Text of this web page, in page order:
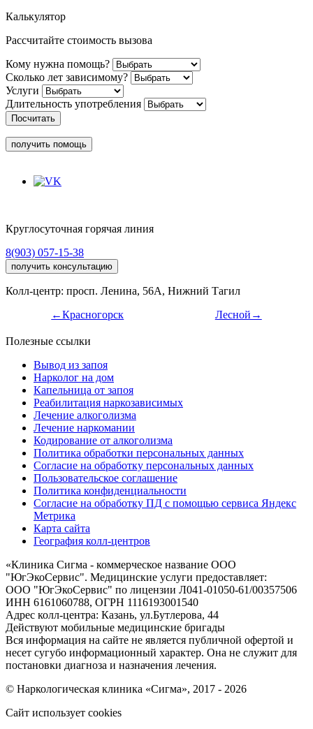
Калькулятор
Рассчитайте стоимость вызова
Кому нужна помощь?
Сколько лет зависимому?
Услуги
Длительность употребления
Посчитать
получить помощь
Круглосуточная горячая линия
8(903) 057-15-38
получить консультацию
Колл-центр: просп. Ленина, 56А, Нижний Тагил
←Красногорск
Лесной→
Полезные ссылки
Вывод из запоя
Нарколог на дом
Капельница от запоя
Реабилитация наркозависимых
Лечение алкоголизма
Лечение наркомании
Кодирование от алкоголизма
Политика обработки персональных данных
Согласие на обработку персональных данных
Пользовательское соглашение
Политика конфиденциальности
Согласие на обработку ПД с помощью сервиса Яндекс
Метрика
Карта сайта
География колл-центров
«Клиника Сигма - коммерческое название ООО
"ЮгЭкоСервис". Медицинские услуги предоставляет:
ООО "ЮгЭкоСервис" по лицензии Л041-01050-61/00357506
ИНН 6161060788, ОГРН 1116193001540
Адрес колл-центра: Казань, ул.Бутлерова, 44
Действуют мобильные медицинские бригады
Вся информация на сайте не является публичной офертой и
несет сугубо информационный характер. Она не служит для
постановки диагноза и назначения лечения.
© Наркологическая клиника «Сигма», 2017 - 2026
Сайт использует cookies